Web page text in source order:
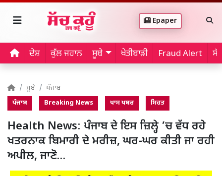
Epaper
ਦੇਸ਼ ਕੁੱਲ ਜਹਾਨ ਸੂਬੇ ਖੇਤੀਬਾੜੀ Fraud Alert
ਸੂਬੇ ਪੰਜਾਬ
ਪੰਜਾਬ Breaking News ਖਾਸ ਖਬਰ ਸਿਹਤ
Health News: ਪੰਜਾਬ ਦੇ ਇਸ ਜ਼ਿਲ੍ਹੇ ’ਚ ਵੱਧ ਰਹੇ
ਖਤਰਨਾਕ ਬਿਮਾਰੀ ਦੇ ਮਰੀਜ਼, ਘਰ-ਘਰ ਕੀਤੀ ਜਾ ਰਹੀ
ਅਪੀਲ, ਜਾਣੋ…